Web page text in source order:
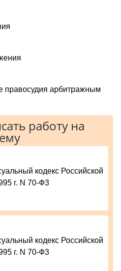
правосудия арбитражным
работу на
кодекс Российской
г. N 70-Ф3
кодекс Российской
г. N 70-Ф3